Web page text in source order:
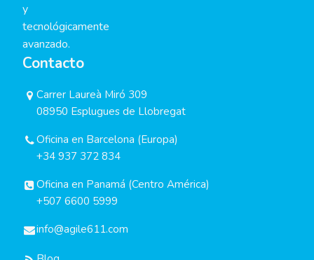
y
tecnológicamente
avanzado.
Contacto
Carrer Laureà Miró 309
08950 Esplugues de Llobregat
Oficina en Barcelona (Europa)
+34 937 372 834
Oficina en Panamá (Centro América)
+507 6600 5999
info@agile611.com